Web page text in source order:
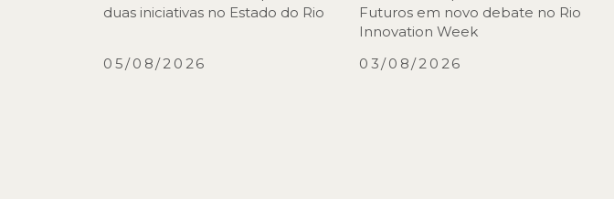
duas iniciativas no Estado do Rio
05/08/2026
Futuros em novo debate no Rio
Innovation Week
03/08/2026